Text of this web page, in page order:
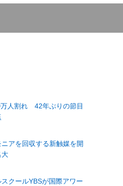
人割れ 42年ぶりの節目
アを回収する新触媒を開
クールYBSが国際アワー